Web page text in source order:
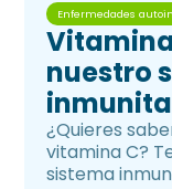
Enfermedades
nuestro
¿Quieres
vitamina C?
sistema